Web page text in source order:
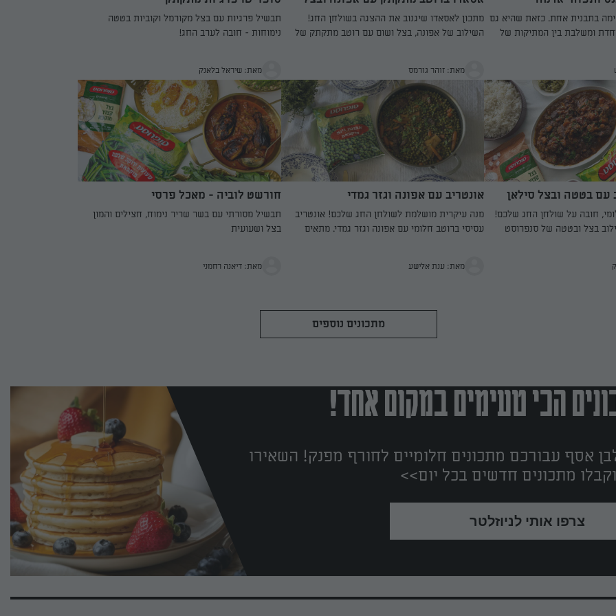
בתבנית אחת. כזאת שהיא גם
ומשלבת בין המתיקות של
איזה נוח זה. הנוזלים של
את העוף שזה בכלל נפלא.
מתכון לאסאדו שיגנוב את ההצגה בשולחן החג!
השילוב של אפונה, בצל ושום עם רוטב מתקתק של
מאת: זוהר גורמס
תבשיל פרגיות עם בצל מקורמל וקוביות בטטה
נימוחות - חובה לערב החג!
מאת: שיראל בלאנק
עם בטטה ובצל סילאן
חובה על שולחן החג שלכם!
בצל ובטטה של סנפרוסט
אונטריב עם אפונה וגזר גמדי
מנה עיקרית מושלמת לשולחן החג שלכם! אונטריב
עסיסי ברוטב חלומי עם אפונה וגזר גמדי. מתאים
מאת: ענת אלישע
חורשט לוביה - מאכל פרסי
תבשיל מסורתי עם בשר שריר נימוח, חצילים והמון
בצל ושעועית
מאת: דיאנה רחמני
מתכונים נוספים
הכי טעימים במקום אחד!
אסף עבורכם מתכונים חלומיים לחורף מפנק! השאירו
מתכונים חדשים בכל יום>>
צרפו אותי לניוזלטר